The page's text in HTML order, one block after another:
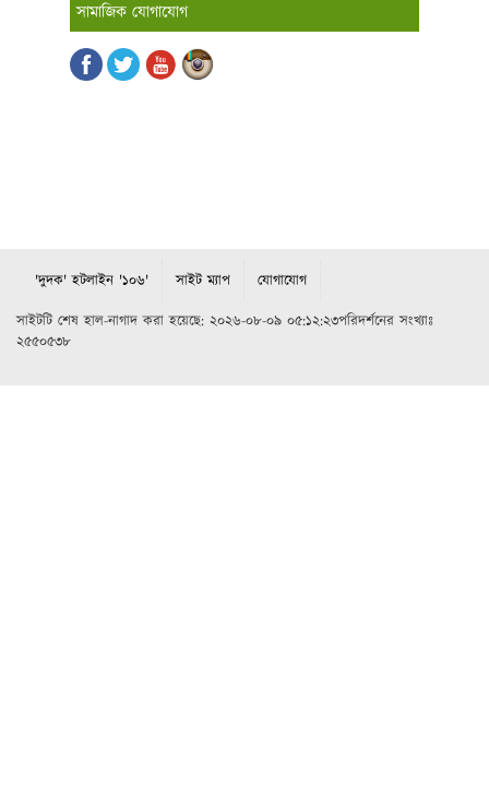
সামাজিক যোগাযোগ
'দুদক' হটলাইন '১০৬' সাইট ম্যাপ যোগাযোগ
সাইটটি শেষ হাল-নাগাদ করা হয়েছে: ২০২৬-০৮-০৯ ০৫:১২:২৩পরিদর্শনের সংখ্যাঃ
২৫৫০৫৩৮